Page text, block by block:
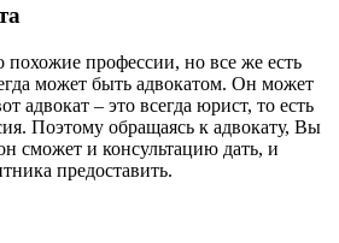
профессии, но все же есть
может быть адвокатом. Он может
адвокат – это всегда юрист, то есть
Поэтому обращаясь к адвокату, Вы
сможет и консультацию дать, и
предоставить.